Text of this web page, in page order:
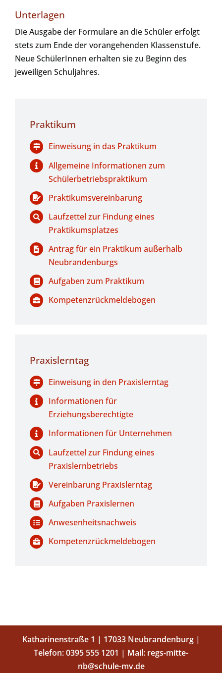
Unterlagen
Die Ausgabe der Formulare an die Schüler erfolgt
stets zum Ende der vorangehenden Klassenstufe.
Neue SchülerInnen erhalten sie zu Beginn des
jeweiligen Schuljahres.
Praktikum
Einweisung in das Praktikum
Allgemeine Informationen zum
Schülerbetriebspraktikum
Praktikumsvereinbarung
Laufzettel zur Findung eines
Praktikumsplatzes
Antrag für ein Praktikum außerhalb
Neubrandenburgs
Aufgaben zum Praktikum
Kompetenzrückmeldebogen
Praxislerntag
Einweisung in den Praxislerntag
Informationen für
Erziehungsberechtigte
Informationen für Unternehmen
Laufzettel zur Findung eines
Praxislernbetriebs
Vereinbarung Praxislerntag
Aufgaben Praxislernen
Anwesenheitsnachweis
Kompetenzrückmeldebogen
Katharinenstraße 1 | 17033 Neubrandenburg |
Telefon:0395 555 1201 | Mail: regs-mitte-
nb@schule-mv.de